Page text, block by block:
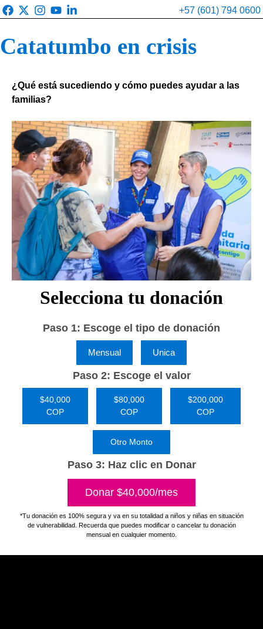
Saltar
al
+57 (601) 794 0600
Catatumbo en crisis
¿Qué está sucediendo y cómo puedes ayudar a las
familias?
Selecciona tu donación
Paso 1: Escoge el tipo de donación
Mensual Unica
Paso 2: Escoge el valor
$40,000
COP
$80,000
COP
$200,000
COP
Otro Monto
Paso 3: Haz clic en Donar
Donar $40,000/mes
*Tu donación es 100% segura y va en su totalidad a niños y niñas en situación
de vulnerabilidad. Recuerda que puedes modificar o cancelar tu donación
mensual en cualquier momento.